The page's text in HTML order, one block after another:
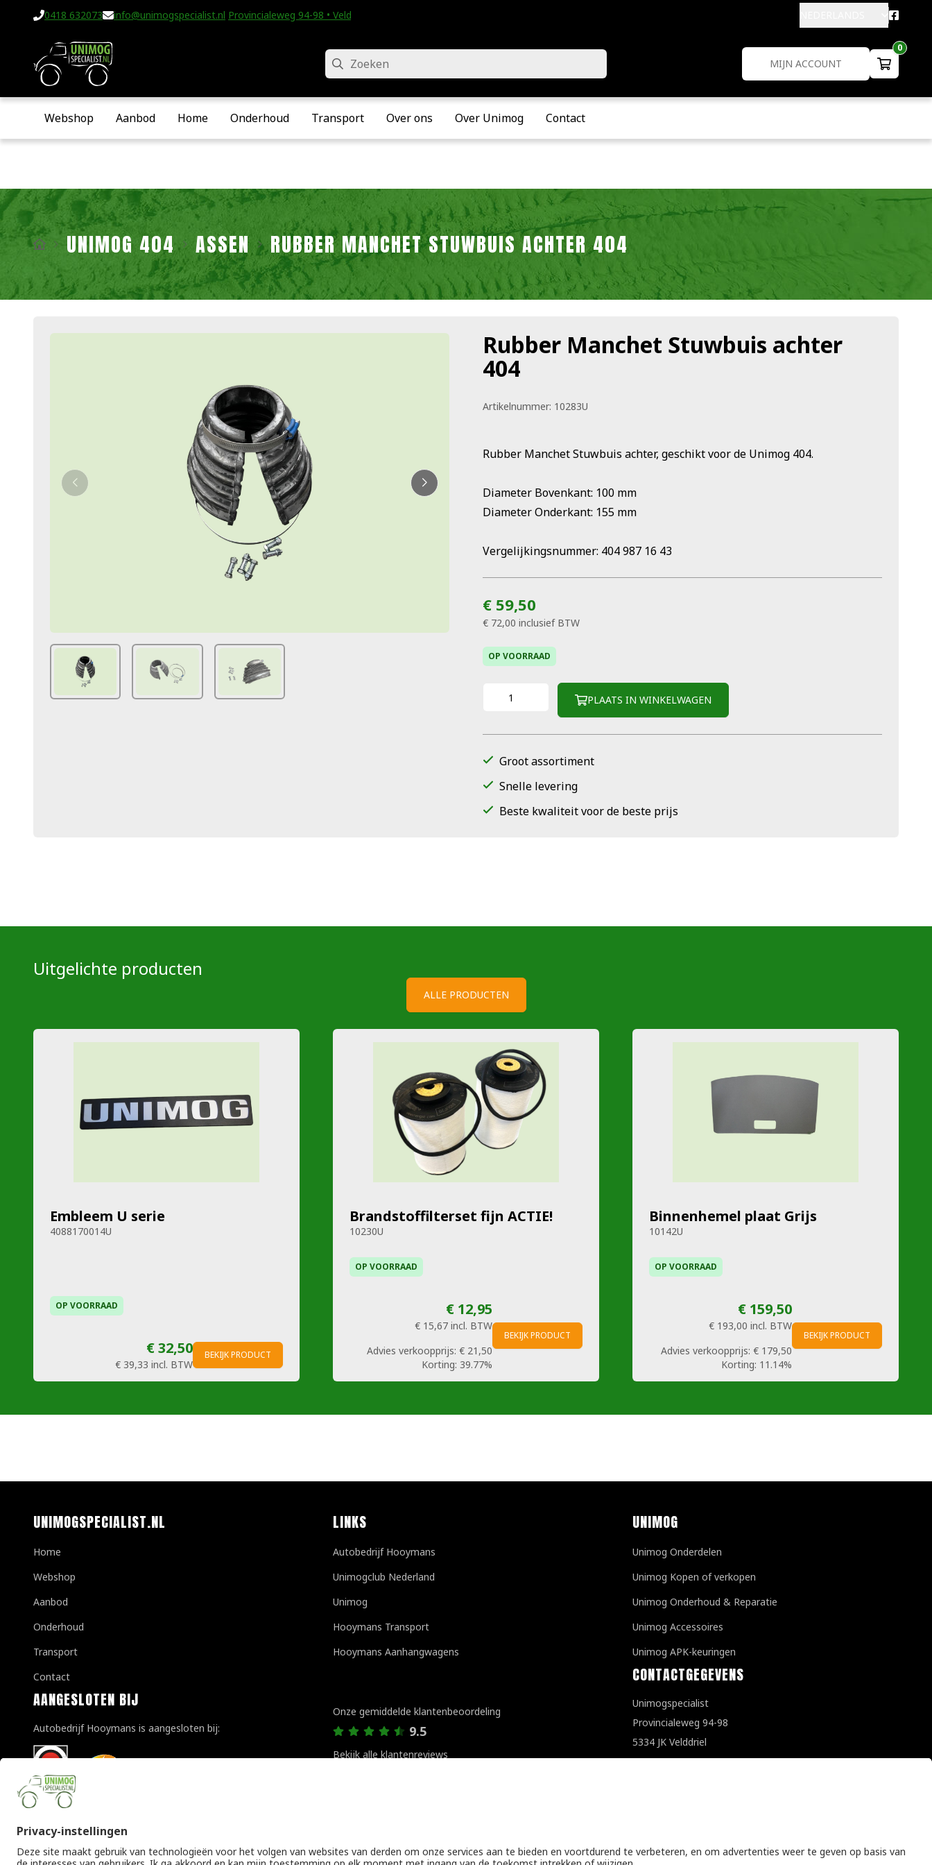
0418 632073 info@unimogspecialist.nl Provincialeweg 94-98 • Velddriel
MIJN ACCOUNT
0
Zoeken
Webshop Aanbod Home Onderhoud Transport Over ons Over Unimog Contact
UNIMOG 404 ASSEN RUBBER MANCHET STUWBUIS ACHTER 404
Rubber Manchet Stuwbuis achter
404
Artikelnummer: 10283U
Rubber Manchet Stuwbuis achter, geschikt voor de Unimog 404.
Diameter Bovenkant: 100 mm
Diameter Onderkant: 155 mm
Vergelijkingsnummer: 404 987 16 43
€ 59,50
€ 72,00 inclusief BTW
OP VOORRAAD
PLAATS IN WINKELWAGEN
Groot assortiment
Snelle levering
Beste kwaliteit voor de beste prijs
Uitgelichte producten
ALLE PRODUCTEN
Embleem U serie
4088170014U
OP VOORRAAD
€ 32,50
€ 39,33 incl. BTW
BEKIJK PRODUCT
Brandstoffilterset fijn ACTIE!
10230U
OP VOORRAAD
€ 12,95
€ 15,67 incl. BTW
Advies verkoopprijs: € 21,50
Korting: 39.77%
BEKIJK PRODUCT
Binnenhemel plaat Grijs
10142U
OP VOORRAAD
€ 159,50
€ 193,00 incl. BTW
Advies verkoopprijs: € 179,50
Korting: 11.14%
BEKIJK PRODUCT
UNIMOGSPECIALIST.NL
Home
Webshop
Aanbod
Onderhoud
Transport
Contact
AANGESLOTEN BIJ
Autobedrijf Hooymans is aangesloten bij:
LINKS
Autobedrijf Hooymans
Unimogclub Nederland
Unimog
Hooymans Transport
Hooymans Aanhangwagens
Onze gemiddelde klantenbeoordeling
9.5
Bekijk alle klantenreviews
UNIMOG
Unimog Onderdelen
Unimog Kopen of verkopen
Unimog Onderhoud & Reparatie
Unimog Accessoires
Unimog APK-keuringen
CONTACTGEGEVENS
Unimogspecialist
Provincialeweg 94-98
5334 JK Velddriel